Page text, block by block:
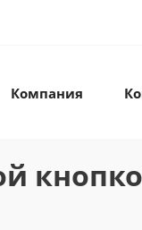
Компания